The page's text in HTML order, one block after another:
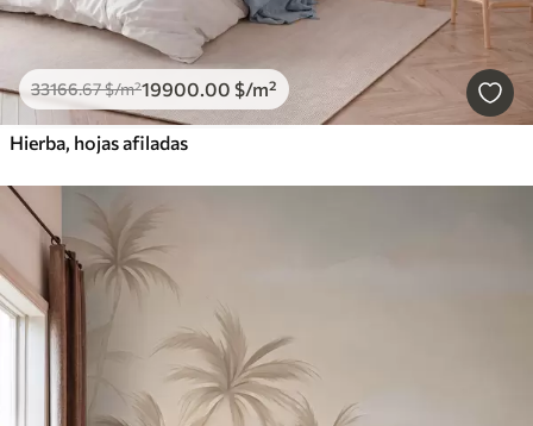
33166.67$/m²19900.00 $/m²
Hierba, hojas afiladas